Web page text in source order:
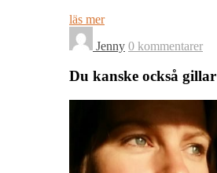
läs mer
Jenny 0 kommentarer
Du kanske också gillar